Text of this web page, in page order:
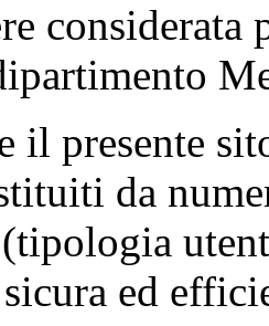
il presente
da
ed